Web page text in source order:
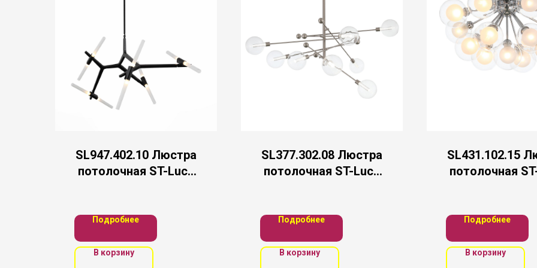
SL947.402.10 Люстра
потолочная ST-Luce
Подробнее
В корзину
SL377.302.08 Люстра
потолочная ST-Luce
Подробнее
В корзину
SL431.102.15
потолочная
Подробнее
В корзину